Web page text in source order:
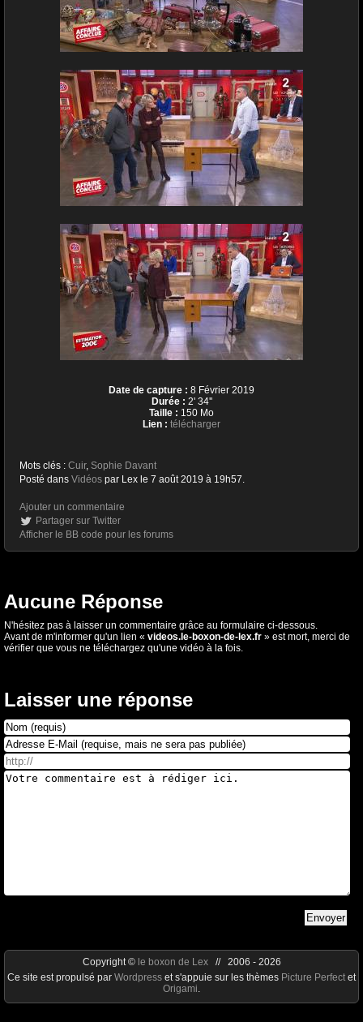
Date de capture : 8 Février 2019
Durée : 2' 34''
Taille : 150 Mo
Lien : télécharger
Mots clés : Cuir, Sophie Davant
Posté dans Vidéos par Lex le 7 août 2019 à 19h57.
Ajouter un commentaire
Partager sur Twitter
Afficher le BB code pour les forums
Aucune Réponse
N'hésitez pas à laisser un commentaire grâce au formulaire ci-dessous.
Avant de m'informer qu'un lien « videos.le-boxon-de-lex.fr » est mort, merci de
vérifier que vous ne téléchargez qu'une vidéo à la fois.
Laisser une réponse
Copyright © le boxon de Lex// 2006 - 2026
Ce site est propulsé par Wordpress et s'appuie sur les thèmes Picture Perfect et
Origami.